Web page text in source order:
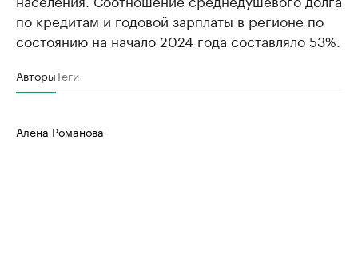
по кредитам и годовой зарплаты в регионе по
состоянию на начало 2024 года составляло 53%.
АвторыТеги
Алёна Романова